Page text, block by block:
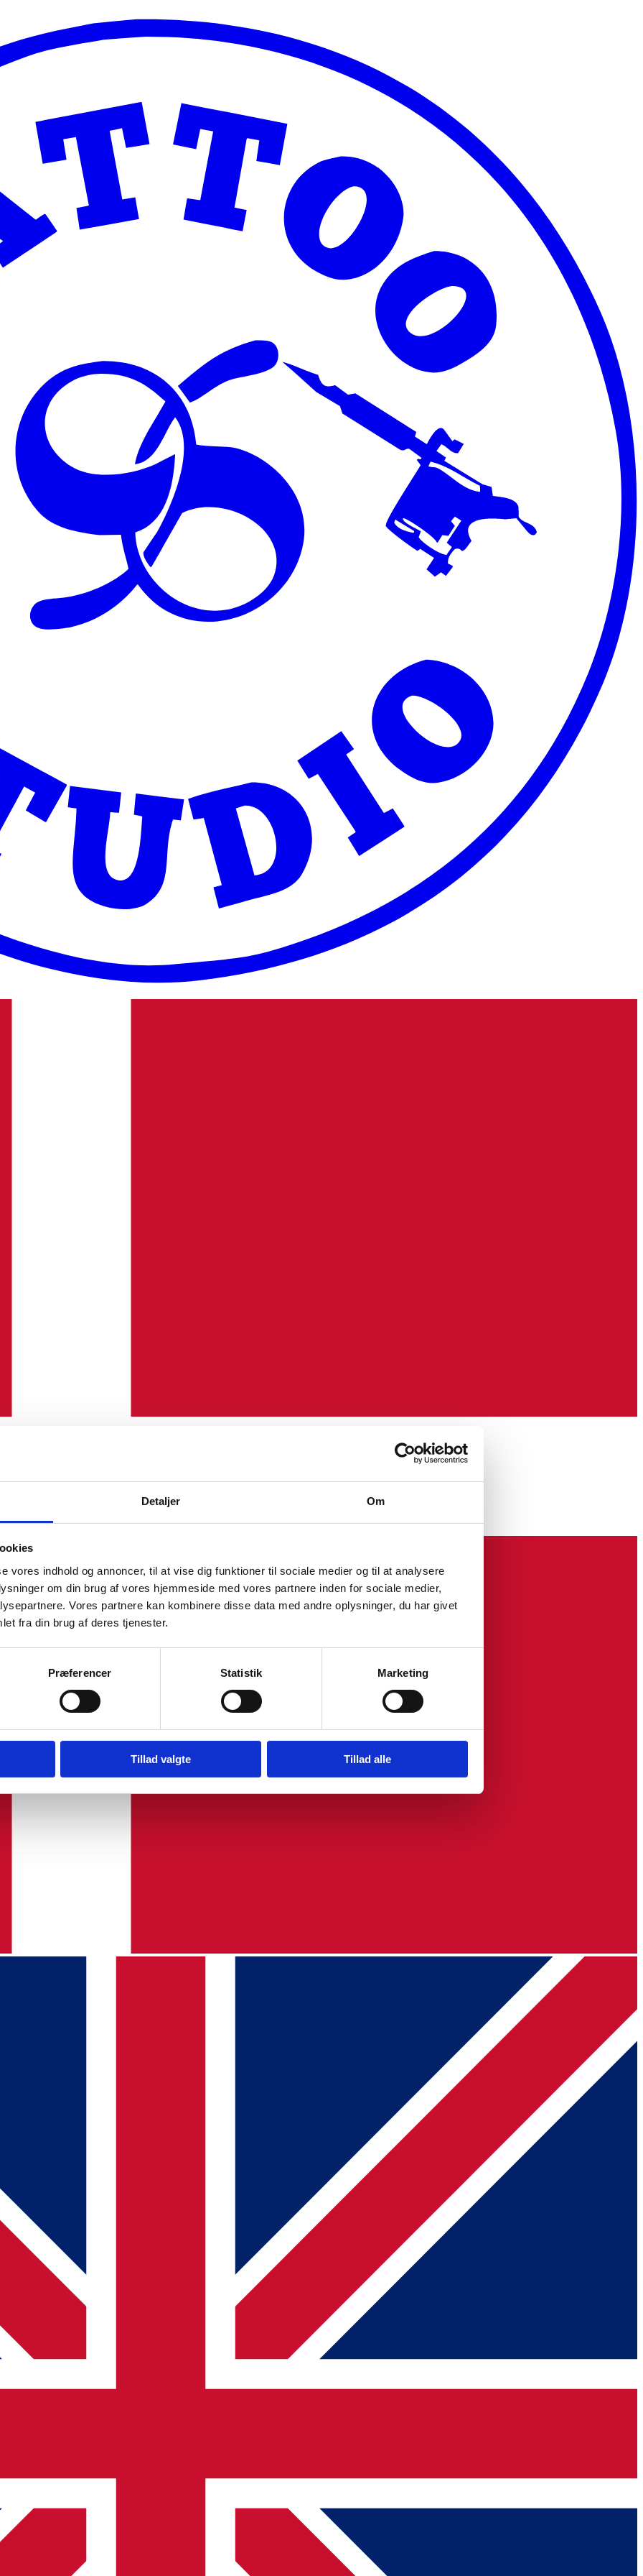
Detaljer Om
vores indhold og annoncer, til at vise dig funktioner til sociale medier og til at analysere
om din brug af vores hjemmeside med vores partnere inden for sociale medier,
Vores partnere kan kombinere disse data med andre oplysninger, du har givet
fra din brug af deres tjenester.
Præferencer Statistik Marketing
Tillad valgte Tillad alle